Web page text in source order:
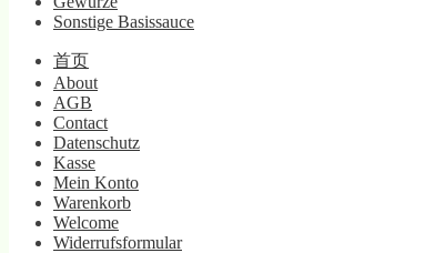
Sonstige Basissauce
首页
About
AGB
Contact
Datenschutz
Kasse
Mein Konto
Warenkorb
Welcome
Widerrufsformular